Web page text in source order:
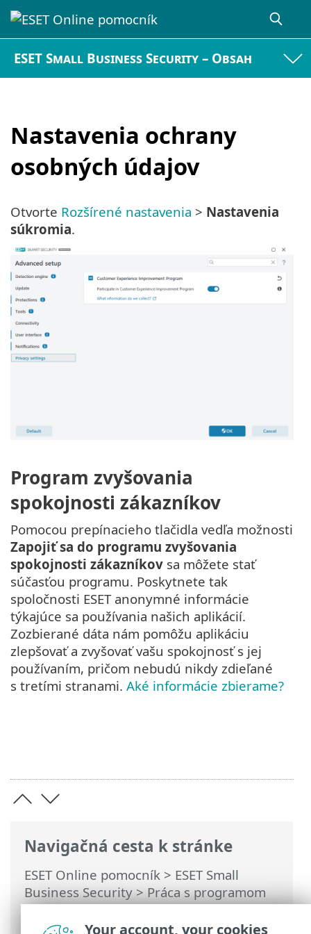
ESET Small Business Security – Obsah
Nastavenia ochrany
osobných údajov
Navigačná cesta k stránke
ESET Online pomocník > ESET Small
Business Security>Práca s programom
ESET Small Business Security>Rozšírené
nastavenia> Nastavenia ochrany
Otvorte Rozšírené nastavenia > Nastavenia
súkromia.
Program zvyšovania
spokojnosti zákazníkov
Pomocou prepínacieho tlačidla vedľa možnosti
Zapojiť sa do programu zvyšovania
spokojnosti zákazníkov sa môžete stať
súčasťou programu. Poskytnete tak
spoločnosti ESET anonymné informácie
týkajúce sa používania našich aplikácií.
Zozbierané dáta nám pomôžu aplikáciu
zlepšovať a zvyšovať vašu spokojnosť s jej
používaním, pričom nebudú nikdy zdieľané
s tretími stranami. Aké informácie zbierame?
Your account, your cookies